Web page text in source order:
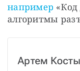
например «Код
алгоритмы
Артем